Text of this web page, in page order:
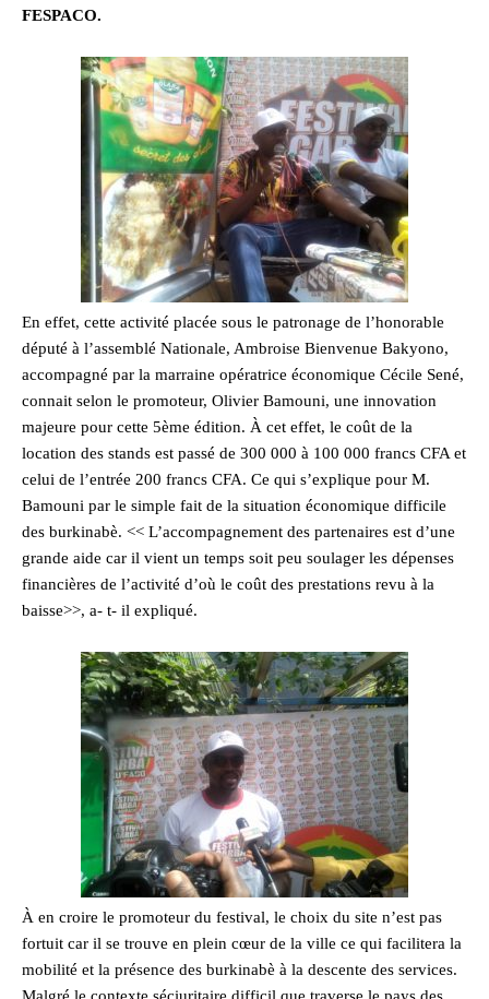
FESPACO.
En effet, cette activité placée sous le patronage de l’honorable
député à l’assemblé Nationale, Ambroise Bienvenue Bakyono,
accompagné par la marraine opératrice économique Cécile Sené,
connait selon le promoteur, Olivier Bamouni, une innovation
majeure pour cette 5ème édition. À cet effet, le coût de la
location des stands est passé de 300 000 à 100 000 francs CFA et
celui de l’entrée 200 francs CFA. Ce qui s’explique pour M.
Bamouni par le simple fait de la situation économique difficile
des burkinabè. << L’accompagnement des partenaires est d’une
grande aide car il vient un temps soit peu soulager les dépenses
financières de l’activité d’où le coût des prestations revu à la
baisse>>, a- t- il expliqué.
À en croire le promoteur du festival, le choix du site n’est pas
fortuit car il se trouve en plein cœur de la ville ce qui facilitera la
mobilité et la présence des burkinabè à la descente des services.